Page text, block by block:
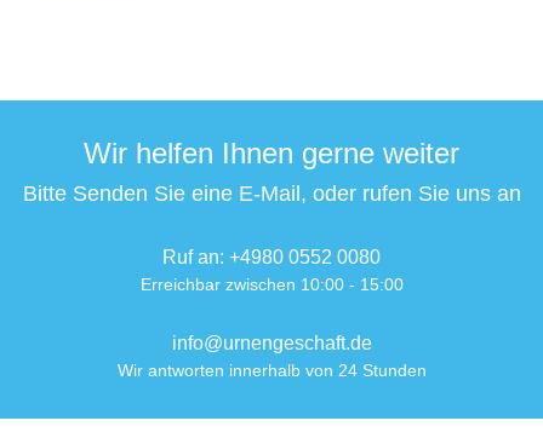
Wir helfen Ihnen gerne weiter
Bitte Senden Sie eine E-Mail, oder rufen Sie uns an
Ruf an: +4980 0552 0080
Erreichbar zwischen 10:00 - 15:00
info@urnengeschaft.de
Wir antworten innerhalb von 24 Stunden